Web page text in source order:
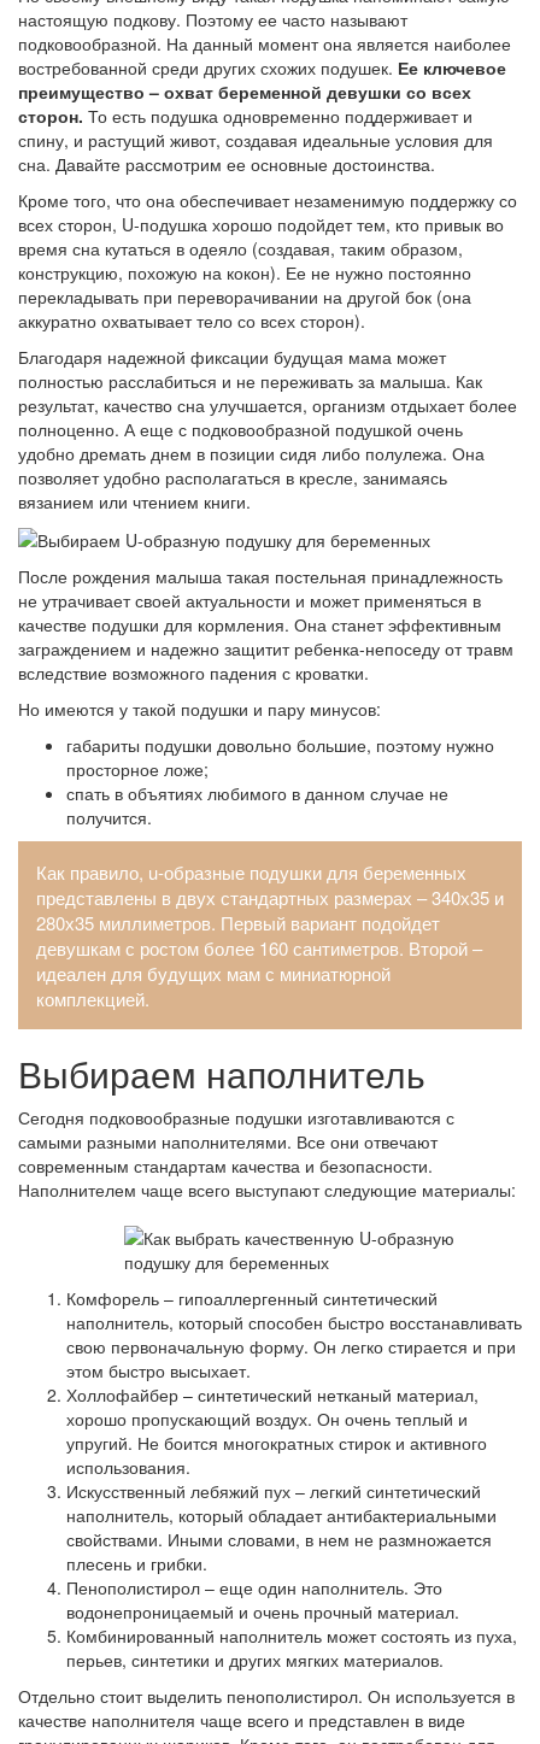
настоящую подкову. Поэтому ее часто называют
подковообразной. На данный момент она является наиболее
востребованной среди других схожих подушек. Ее ключевое
преимущество – охват беременной девушки со всех
сторон. То есть подушка одновременно поддерживает и
спину, и растущий живот, создавая идеальные условия для
сна. Давайте рассмотрим ее основные достоинства.
Кроме того, что она обеспечивает незаменимую поддержку со
всех сторон, U-подушка хорошо подойдет тем, кто привык во
время сна кутаться в одеяло (создавая, таким образом,
конструкцию, похожую на кокон). Ее не нужно постоянно
перекладывать при переворачивании на другой бок (она
аккуратно охватывает тело со всех сторон).
Благодаря надежной фиксации будущая мама может
полностью расслабиться и не переживать за малыша. Как
результат, качество сна улучшается, организм отдыхает более
полноценно. А еще с подковообразной подушкой очень
удобно дремать днем в позиции сидя либо полулежа. Она
позволяет удобно располагаться в кресле, занимаясь
вязанием или чтением книги.
После рождения малыша такая постельная принадлежность
не утрачивает своей актуальности и может применяться в
качестве подушки для кормления. Она станет эффективным
заграждением и надежно защитит ребенка-непоседу от травм
вследствие возможного падения с кроватки.
Но имеются у такой подушки и пару минусов:
габариты подушки довольно большие, поэтому нужно
просторное ложе;
спать в объятиях любимого в данном случае не
получится.
Как правило, u-образные подушки для беременных
представлены в двух стандартных размерах – 340х35 и
280х35 миллиметров. Первый вариант подойдет
девушкам с ростом более 160 сантиметров. Второй –
идеален для будущих мам с миниатюрной
комплекцией.
Выбираем наполнитель
Сегодня подковообразные подушки изготавливаются с
самыми разными наполнителями. Все они отвечают
современным стандартам качества и безопасности.
Наполнителем чаще всего выступают следующие материалы:
Комфорель – гипоаллергенный синтетический
наполнитель, который способен быстро восстанавливать
свою первоначальную форму. Он легко стирается и при
этом быстро высыхает.
Холлофайбер – синтетический нетканый материал,
хорошо пропускающий воздух. Он очень теплый и
упругий. Не боится многократных стирок и активного
использования.
Искусственный лебяжий пух – легкий синтетический
наполнитель, который обладает антибактериальными
свойствами. Иными словами, в нем не размножается
плесень и грибки.
Пенополистирол – еще один наполнитель. Это
водонепроницаемый и очень прочный материал.
Комбинированный наполнитель может состоять из пуха,
перьев, синтетики и других мягких материалов.
Отдельно стоит выделить пенополистирол. Он используется в
качестве наполнителя чаще всего и представлен в виде